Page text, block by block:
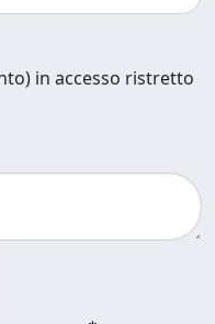
in accesso ristretto